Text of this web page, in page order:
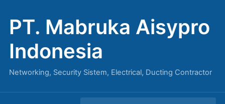
PT. Mabruka Aisypro
Indonesia
Networking, Security Sistem, Electrical, Ducting Contractor